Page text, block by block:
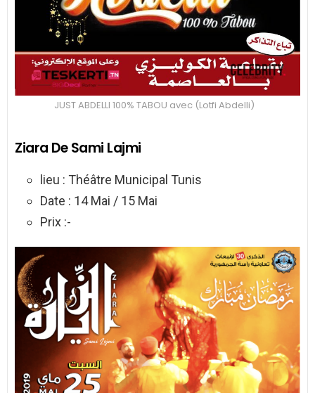
JUST ABDELLI 100% TABOU avec (Lotfi Abdelli)
Ziara De Sami Lajmi
lieu : Théâtre Municipal Tunis
Date : 14 Mai / 15 Mai
Prix :-